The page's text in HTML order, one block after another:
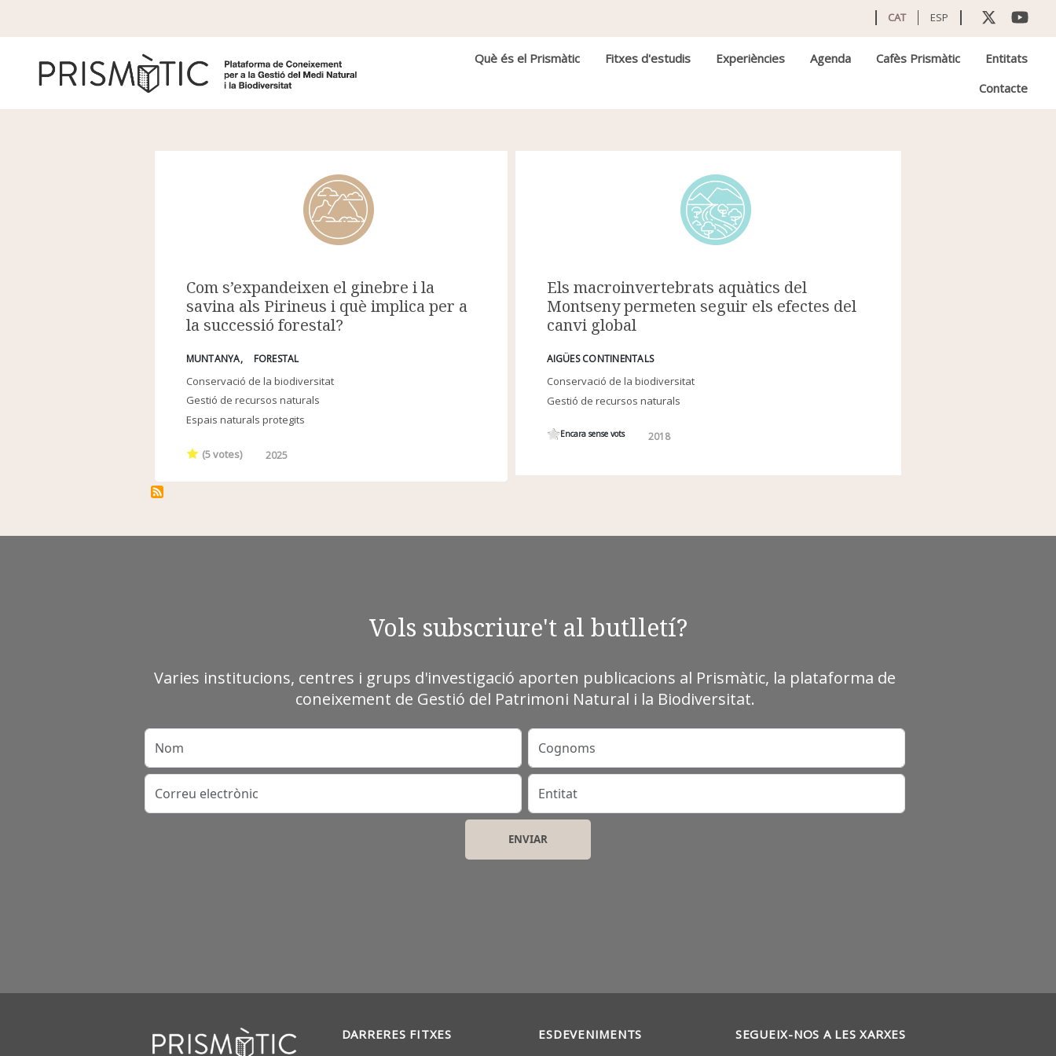
CAT ESP
Navegació principal
Què és el Prismàtic Fitxes d'estudis Experiències Agenda Cafès Prismàtic
Entitats
Contacte
Com s’expandeixen el ginebre i la
savina als Pirineus i què implica per a
la successió forestal?
MUNTANYA FORESTAL
Conservació de la biodiversitat
Gestió de recursos naturals
Espais naturals protegits
(5votes) 2025
Els macroinvertebrats aquàtics del
Montseny permeten seguir els efectes del
canvi global
AIGÜES CONTINENTALS
Conservació de la biodiversitat
Gestió de recursos naturals
Encara sense vots 2018
Vols subscriure't al butlletí?
Varies institucions, centres i grups d'investigació aporten publicacions al Prismàtic, la plataforma de
coneixement de Gestió del Patrimoni Natural i la Biodiversitat.
Nom Cognoms
Correu electrònic Entitat
DARRERES FITXES ESDEVENIMENTS SEGUEIX-NOS A LES XARXES